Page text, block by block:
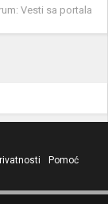
Vesti sa portala
Pomoć